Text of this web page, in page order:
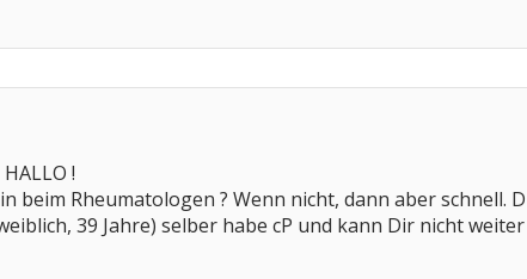
!
beim Rheumatologen ? Wenn nicht, dann aber schnell.
39 Jahre) selber habe cP und kann Dir nicht